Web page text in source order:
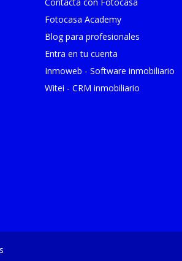
Fotocasa Academy
Blog para profesionales
Entra en tu cuenta
Inmoweb - Software inmobiliario
Witei - CRM inmobiliario